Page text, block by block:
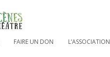
FAIRE UN DON L’ASSOCIATION